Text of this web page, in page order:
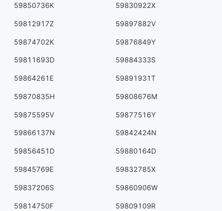
59850736K 59830922X
59812917Z 59897882V
59874702K 59876849Y
59811693D 59884333S
59864261E 59891931T
59870835H 59808676M
59875595V 59877516Y
59866137N 59842424N
59856451D 59880164D
59845769E 59832785X
59837206S 59860906W
59814750F 59809109R